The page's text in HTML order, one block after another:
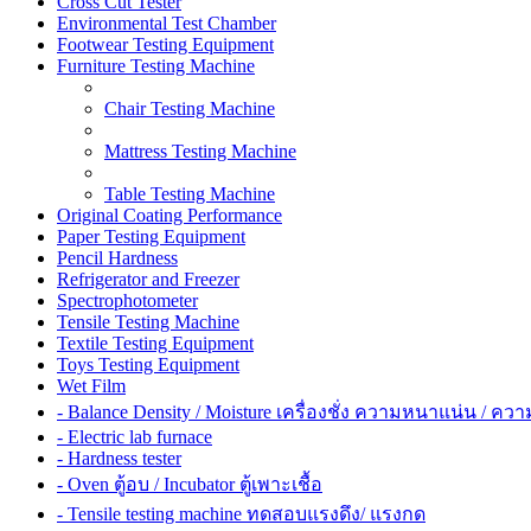
Environmental Test Chamber
Footwear Testing Equipment
Furniture Testing Machine
Chair Testing Machine
Mattress Testing Machine
Table Testing Machine
Original Coating Performance
Paper Testing Equipment
Pencil Hardness
Refrigerator and Freezer
Spectrophotometer
Tensile Testing Machine
Textile Testing Equipment
Toys Testing Equipment
Wet Film
- Balance Density / Moisture เครื่องชั่ง ความหนาแน่น / คว
- Electric lab furnace
- Hardness tester
- Oven ตู้อบ / Incubator ตู้เพาะเชื้อ
- Tensile testing machine ทดสอบแรงดึง/ แรงกด